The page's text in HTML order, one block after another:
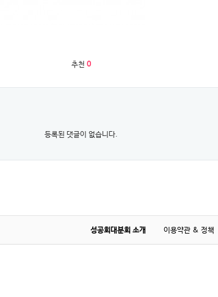
추천 0
등록된 댓글이 없습니다.
성공회대분회 소개 이용약관 & 정책